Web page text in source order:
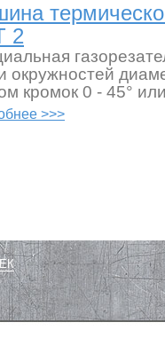
2
окружностей
кромок 0 - 45°
>>>